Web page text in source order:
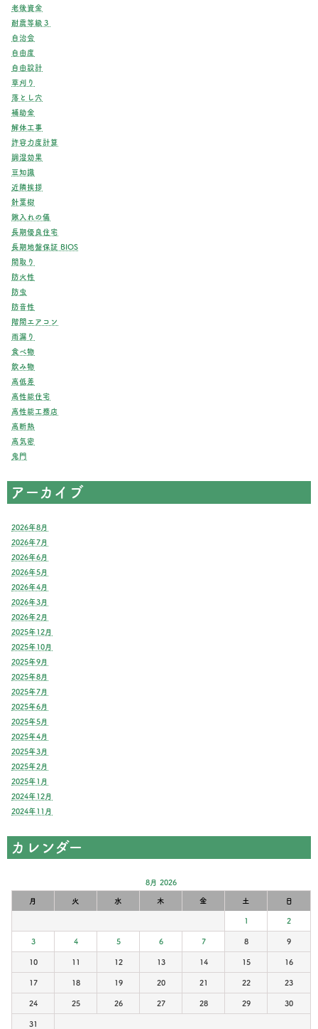
老後資金
耐震等級３
自治会
自由度
自由設計
草刈り
落とし穴
補助金
解体工事
許容力度計算
調湿効果
豆知識
近隣挨拶
針葉樹
鍬入れの儀
長期優良住宅
長期地盤保証 BIOS
間取り
防火性
防虫
防音性
階間エアコン
雨漏り
食べ物
飲み物
高低差
高性能住宅
高性能工務店
高断熱
高気密
鬼門
アーカイブ
2026年8月
2026年7月
2026年6月
2026年5月
2026年4月
2026年3月
2026年2月
2025年12月
2025年10月
2025年9月
2025年8月
2025年7月
2025年6月
2025年5月
2025年4月
2025年3月
2025年2月
2025年1月
2024年12月
2024年11月
カレンダー
8月 2026
月 火 水 木 金 土 日
1 2
3 4 5 6 7 8 9
10 11 12 13 14 15 16
17 18 19 20 21 22 23
24 25 26 27 28 29 30
31